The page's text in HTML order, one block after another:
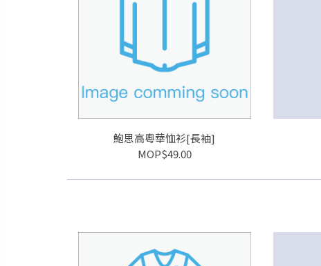
鮑思高粵華恤衫[長袖]
MOP$49.00